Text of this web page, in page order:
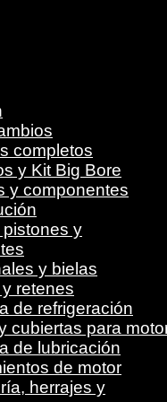
completos
y Kit Big Bore
y componentes
pistones y
y bielas
retenes
de refrigeración
cubiertas para
de lubricación
de motor
herrajes y